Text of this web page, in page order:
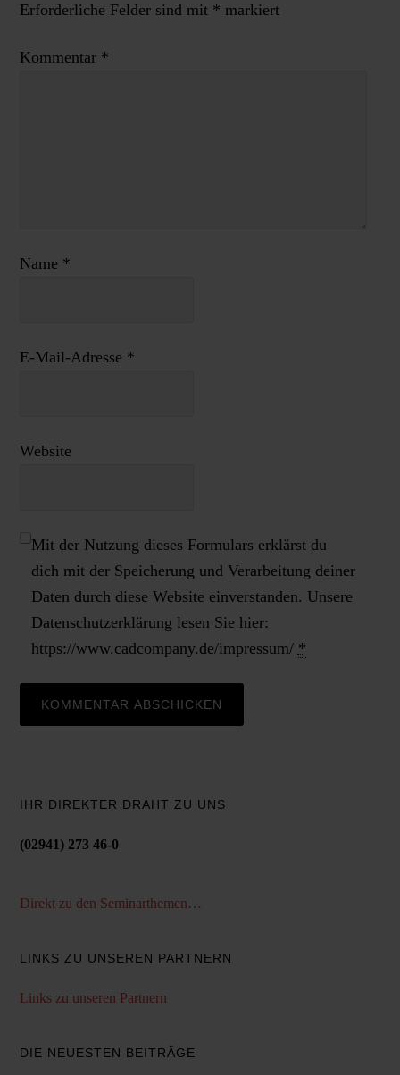
Erforderliche Felder sind mit * markiert
Kommentar *
Name *
E-Mail-Adresse *
Website
Mit der Nutzung dieses Formulars erklärst du
dich mit der Speicherung und Verarbeitung deiner
Daten durch diese Website einverstanden. Unsere
Datenschutzerklärung lesen Sie hier:
https://www.cadcompany.de/impressum/ *
IHR DIREKTER DRAHT ZU UNS
(02941) 273 46-0
Direkt zu den Seminarthemen…
LINKS ZU UNSEREN PARTNERN
Links zu unseren Partnern
DIE NEUESTEN BEITRÄGE